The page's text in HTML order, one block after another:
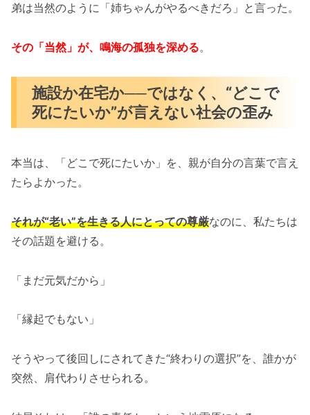
弟は当然のように「姉ちゃんがやるべきだろ」と言った。
その「当然」が、鳴海の孤独を深める。
施設か在宅か──ではなく、“どこで
死にたいか”が言えない社会の歪み
本当は、「どこで死にたいか」を、親が自分の言葉で言え
たらよかった。
それが“老い”を生きる人にとっての尊厳なのに、私たちは
その話題を避ける。
「まだ元気だから」
「縁起でもない」
そうやって後回しにされてきた“終わりの選択”を、誰かが
突然、肩代わりさせられる。